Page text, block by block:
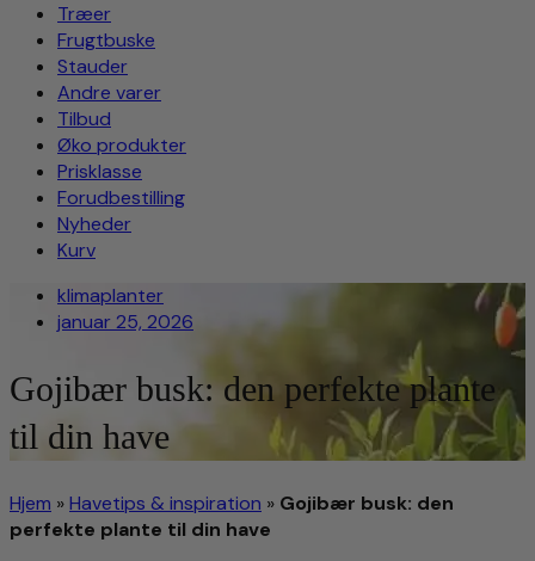
Træer
Frugtbuske
Stauder
Andre varer
Tilbud
Øko produkter
Prisklasse
Forudbestilling
Nyheder
Kurv
klimaplanter
januar 25, 2026
Gojibær busk: den perfekte plante
til din have
Hjem »Havetips & inspiration » Gojibær busk: den
perfekte plante til din have